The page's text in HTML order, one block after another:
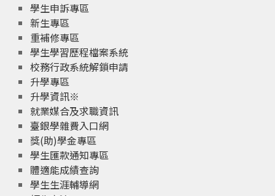
學生申訴專區
新生專區
重補修專區
學生學習歷程檔案系統
校務行政系統解鎖申請
升學專區
升學資訊※
就業媒合及求職資訊
臺銀學雜費入口網
獎(助)學金專區
學生匯款通知專區
體適能成績查詢
學生生涯輔導網